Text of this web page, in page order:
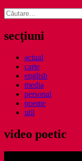
Caută
după:
secţiuni
actual
carte
english
media
personal
poeme
util
video poetic